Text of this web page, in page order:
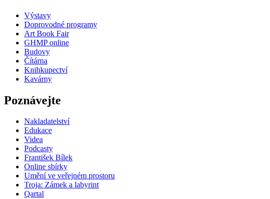
Výstavy
Doprovodné programy
Art Book Fair
GHMP online
Budovy
Čítárna
Knihkupectví
Kavárny
Poznávejte
Nakladatelství
Edukace
Videa
Podcasty
František Bílek
Online sbírky
Umění ve veřejném prostoru
Troja: Zámek a labyrint
Qartal